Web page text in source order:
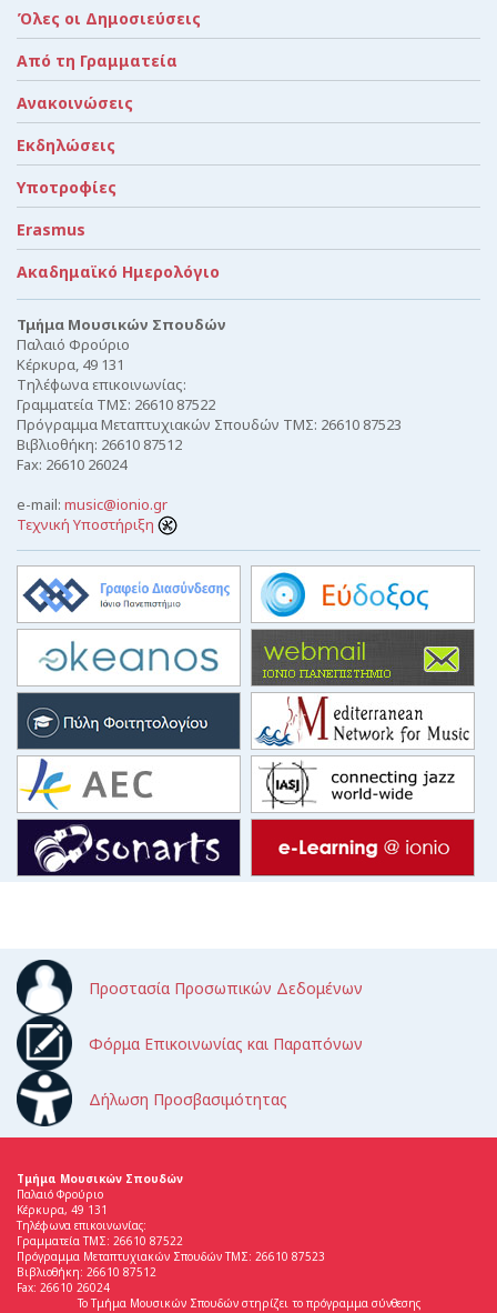
Όλες οι Δημοσιεύσεις
Από τη Γραμματεία
Ανακοινώσεις
Εκδηλώσεις
Υποτροφίες
Erasmus
Ακαδημαϊκό Ημερολόγιο
Τμήμα Μουσικών Σπουδών
Παλαιό Φρούριο
Κέρκυρα, 49 131
Τηλέφωνα επικοινωνίας:
Γραμματεία ΤΜΣ: 26610 87522
Πρόγραμμα Μεταπτυχιακών Σπουδών ΤΜΣ: 26610 87523
Βιβλιοθήκη: 26610 87512
Fax: 26610 26024
e-mail: music@ionio.gr
Τεχνική Υποστήριξη
Προστασία Προσωπικών Δεδομένων
Φόρμα Επικοινωνίας και Παραπόνων
Δήλωση Προσβασιμότητας
Τμήμα Μουσικών Σπουδών
Παλαιό Φρούριο
Κέρκυρα, 49 131
Τηλέφωνα επικοινωνίας:
Γραμματεία ΤΜΣ: 26610 87522
Πρόγραμμα Μεταπτυχιακών Σπουδών ΤΜΣ: 26610 87523
Βιβλιοθήκη: 26610 87512
Fax: 26610 26024
Το Τμήμα Μουσικών Σπουδών στηρίζει το πρόγραμμα σύνθεσης